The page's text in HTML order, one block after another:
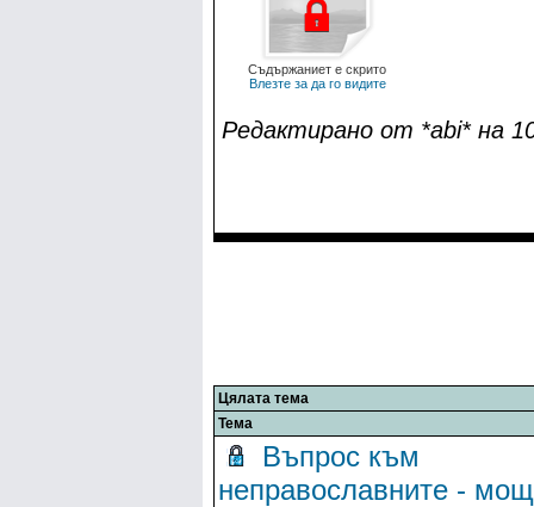
Съдържаниет е скрито
Влезте за да го видите
Редактирано от *abi* на
Цялата тема
Тема
Въпрос към
неправославните -